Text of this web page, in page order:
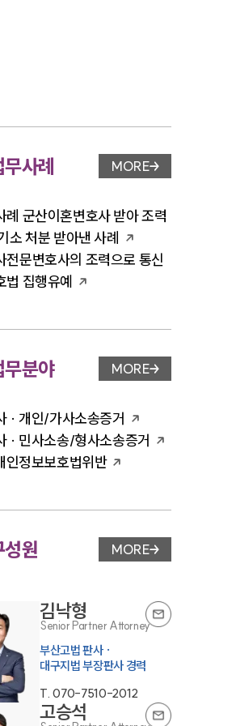
사례 업무사례 페이지 이
MORE
례 군산이혼변호사 받아 조력
소 처분 받아낸 사례
전문변호사의 조력으로 통신
법 집행유예
분야 업무분야 페이지 이
MORE
· 개인/가사소송증거
· 민사소송/형사소송증거
인정보보호법위반
원 변호사 페이지 이동
MORE
김낙형
Senior Partner Attorney
부산고법 판사 ·
대구지법 부장판사 경력
T.070-7510-2012
고승석